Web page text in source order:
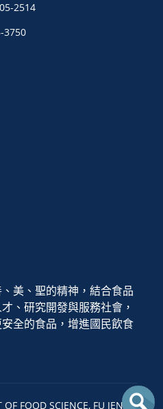
2514
3750
美、聖的精神，結合食品
、研究開發與服務社會，
全的食品，增進國民飲食
OF FOOD SCIENCE, FU JEN